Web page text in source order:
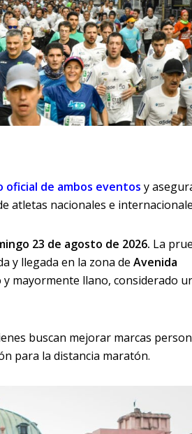
oficial de ambos eventos y
atletas nacionales e
23 de agosto de 2026. La
y llegada en la zona deAvenida
mayormente llano, considerado
buscan mejorar marcas
para la distancia maratón.